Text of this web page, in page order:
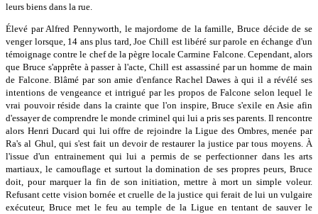
leurs biens dans la rue.
Élevé par Alfred Pennyworth, le majordome de la famille, Bruce décide de se
venger lorsque, 14 ans plus tard, Joe Chill est libéré sur parole en échange d'un
témoignage contre le chef de la pègre locale Carmine Falcone. Cependant, alors
que Bruce s'apprête à passer à l'acte, Chill est assassiné par un homme de main
de Falcone. Blâmé par son amie d'enfance Rachel Dawes à qui il a révélé ses
intentions de vengeance et intrigué par les propos de Falcone selon lequel le
vrai pouvoir réside dans la crainte que l'on inspire, Bruce s'exile en Asie afin
d'essayer de comprendre le monde criminel qui lui a pris ses parents. Il rencontre
alors Henri Ducard qui lui offre de rejoindre la Ligue des Ombres, menée par
Ra's al Ghul, qui s'est fait un devoir de restaurer la justice par tous moyens. À
l'issue d'un entrainement qui lui a permis de se perfectionner dans les arts
martiaux, le camouflage et surtout la domination de ses propres peurs, Bruce
doit, pour marquer la fin de son initiation, mettre à mort un simple voleur.
Refusant cette vision bornée et cruelle de la justice qui ferait de lui un vulgaire
exécuteur, Bruce met le feu au temple de la Ligue en tentant de sauver le